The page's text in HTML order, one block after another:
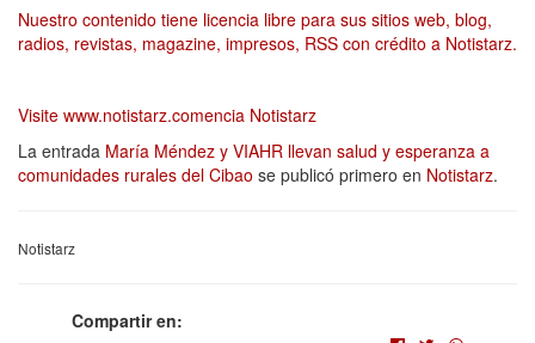
Nuestro contenido tiene licencia libre para sus sitios web, blog,
radios, revistas, magazine, impresos, RSS con crédito a Notistarz.
Visite www.notistarz.comencia Notistarz
La entrada María Méndez y VIAHR llevan salud y esperanza a
comunidades rurales del Cibao se publicó primero en Notistarz.
Notistarz
Compartir en: